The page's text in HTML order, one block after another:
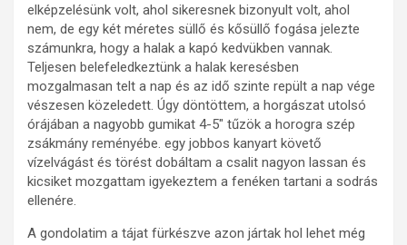
elképzelésünk volt, ahol sikeresnek bizonyult volt, ahol
nem, de egy két méretes süllő és kősüllő fogása jelezte
számunkra, hogy a halak a kapó kedvükben vannak.
Teljesen belefeledkeztünk a halak keresésben
mozgalmasan telt a nap és az idő szinte repült a nap vége
vészesen közeledett. Úgy döntöttem, a horgászat utolsó
órájában a nagyobb gumikat 4-5″ tűzök a horogra szép
zsákmány reményébe. egy jobbos kanyart követő
vízelvágást és törést dobáltam a csalit nagyon lassan és
kicsiket mozgattam igyekeztem a fenéken tartani a sodrás
ellenére.
A gondolatim a tájat fürkészve azon jártak hol lehet még